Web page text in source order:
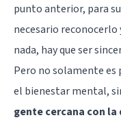
punto anterior, para
necesario
nada, hay que ser
Pero no solamente
el bienestar mental,
gente cercana con